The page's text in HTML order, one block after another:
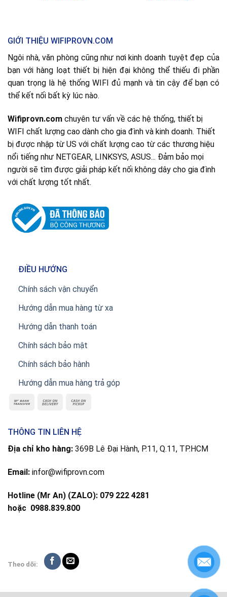
GIỚI THIỆU WIFIPROVN.COM
Ngôi nhà, văn phòng cũng như nơi kinh doanh tuyệt đẹp của
bạn với hàng loạt thiết bị hiện đại không thể thiếu đi phần
quan trọng là hệ thống WIFI đủ mạnh và tin cậy để bạn có
thể kết nối bất kỳ lúc nào.
Wifiprovn.com chuyên tư vấn về các hệ thống, thiết bị
WIFI chất lượng cao dành cho gia đình và kinh doanh. Thiết
bị được nhập từ US với chất lượng cao từ các thương hiệu
nổi tiếng như NETGEAR, LINKSYS, ASUS... Đảm bảo mọi
người sẽ tìm được giải pháp kết nối không dây cho gia đình
với chất lượng tốt nhất.
ĐIỀU HƯỚNG
Chính sách vận chuyển
Hướng dẫn mua hàng từ xa
Hướng dẫn thanh toán
Chính sách bảo mật
Chính sách bảo hành
Hướng dẫn mua hàng trả góp
THÔNG TIN LIÊN HỆ
Địa chỉ kho hàng: 369B Lê Đại Hành, P.11, Q.11, TP.HCM
Email: infor@wifiprovn.com
Hotline (Mr An) (ZALO): 079 222 4281
hoặc 0988.839.800
Theo dõi: